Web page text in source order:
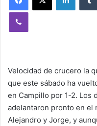
Velocidad de crucero la
que este sábado ha
en Campillo por 1-2. Los
adelantaron pronto en el
Alejandro y Jorge, y